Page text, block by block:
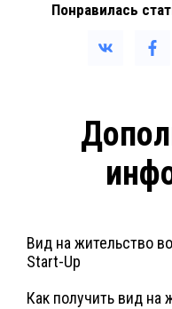
Понравилась
Вид на жительство
Start-Up
Как получить вид на